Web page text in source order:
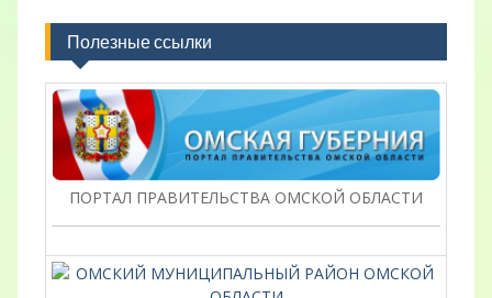
Полезные ссылки
ПОРТАЛ ПРАВИТЕЛЬСТВА ОМСКОЙ ОБЛАСТИ